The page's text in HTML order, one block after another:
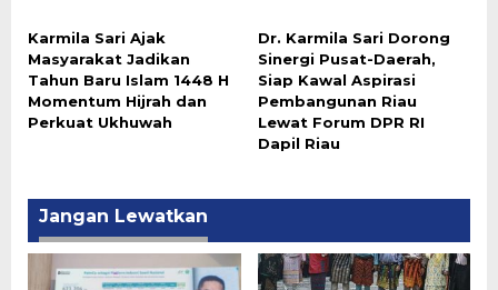
Karmila Sari Ajak
Masyarakat Jadikan
Tahun Baru Islam 1448 H
Momentum Hijrah dan
Perkuat Ukhuwah
Dr. Karmila Sari Dorong
Sinergi Pusat-Daerah,
Siap Kawal Aspirasi
Pembangunan Riau
Lewat Forum DPR RI
Dapil Riau
Jangan Lewatkan